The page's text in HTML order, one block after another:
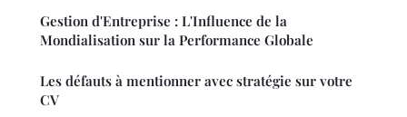
Gestion d'Entreprise : L'Influence de la
Mondialisation sur la Performance Globale
Les défauts à mentionner avec stratégie sur votre
CV